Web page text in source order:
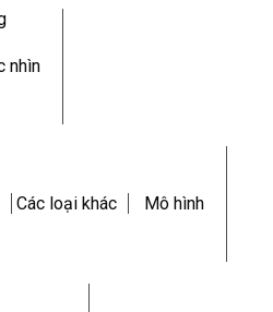
nhìn
Các loại khác Mô hình